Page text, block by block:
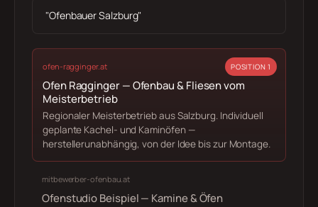
"Ofenbauer Salzburg"
ofen-ragginger.at
Ofen Ragginger — Ofenbau & Fliesen vom
Meisterbetrieb
Regionaler Meisterbetrieb aus Salzburg. Individuell
geplante Kachel- und Kaminöfen —
herstellerunabhängig, von der Idee bis zur Montage.
POSITION 1
mitbewerber-ofenbau.at
Ofenstudio Beispiel — Kamine & Öfen